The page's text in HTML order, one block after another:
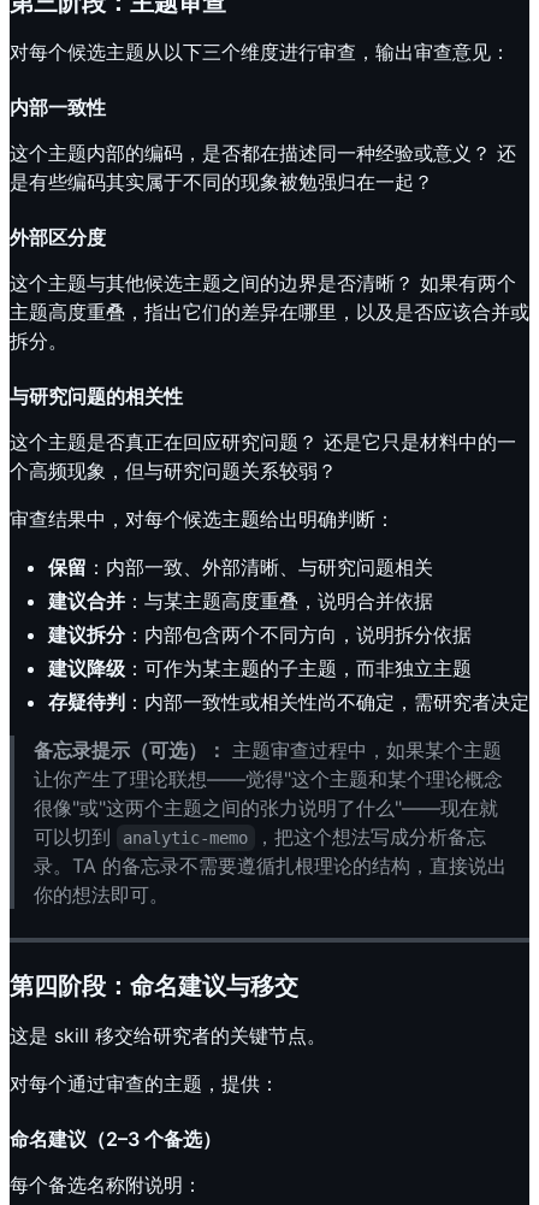
对每个候选主题从以下三个维度进行审查，输出审查意见：
内部一致性
这个主题内部的编码，是否都在描述同一种经验或意义？ 还
是有些编码其实属于不同的现象被勉强归在一起？
外部区分度
这个主题与其他候选主题之间的边界是否清晰？ 如果有两个
主题高度重叠，指出它们的差异在哪里，以及是否应该合并或
拆分。
与研究问题的相关性
这个主题是否真正在回应研究问题？ 还是它只是材料中的一
个高频现象，但与研究问题关系较弱？
审查结果中，对每个候选主题给出明确判断：
保留 ：内部一致、外部清晰、与研究问题相关
建议合并 ：与某主题高度重叠，说明合并依据
建议拆分：内部包含两个不同方向，说明拆分依据
建议降级 ：可作为某主题的子主题，而非独立主题
存疑待判 ：内部一致性或相关性尚不确定，需研究者决定
备忘录提示（可选）： 主题审查过程中，如果某个主题
让你产生了理论联想——觉得"这个主题和某个理论概念
很像"或"这两个主题之间的张力说明了什么"——现在就
可以切到
analytic-memo
，把这个想法写成分析备忘
录。TA 的备忘录不需要遵循扎根理论的结构，直接说出
你的想法即可。
第四阶段：命名建议与移交
这是 skill 移交给研究者的关键节点。
对每个通过审查的主题，提供：
命名建议（2–3 个备选）
每个备选名称附说明：